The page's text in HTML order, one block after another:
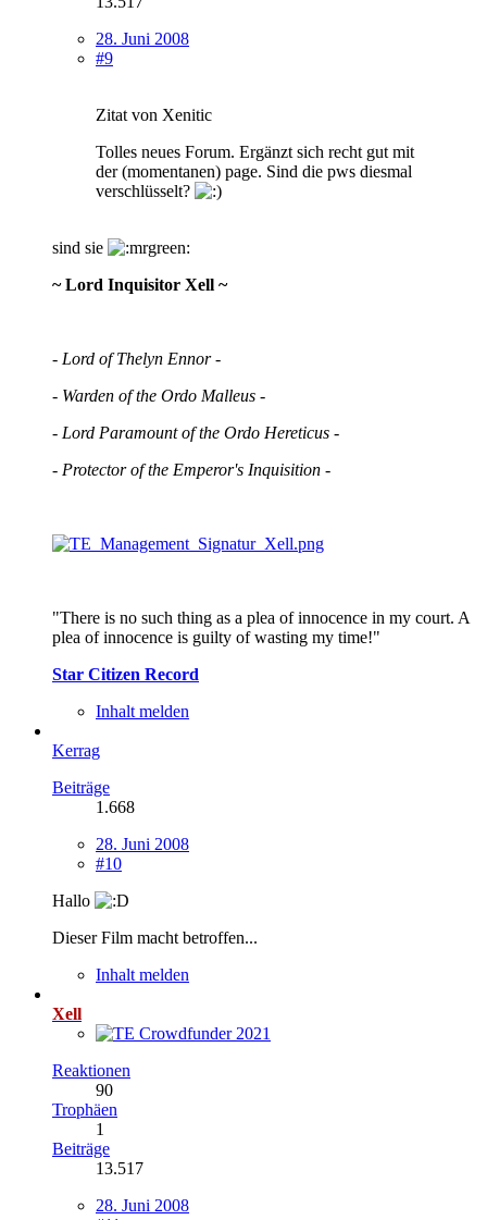
28. Juni 2008
#9
Zitat von Xenitic
Tolles neues Forum. Ergänzt sich recht gut mit
der (momentanen) page. Sind die pws diesmal
verschlüsselt?
sind sie
~ Lord Inquisitor Xell ~
- Lord of Thelyn Ennor -
- Warden of the Ordo Malleus -
- Lord Paramount of the Ordo Hereticus -
- Protector of the Emperor's Inquisition -
"There is no such thing as a plea of innocence in my court. A
plea of innocence is guilty of wasting my time!"
Star Citizen Record
Inhalt melden
Kerrag
Beiträge
1.668
28. Juni 2008
#10
Hallo
Dieser Film macht betroffen...
Inhalt melden
Xell
Reaktionen
90
Trophäen
1
Beiträge
13.517
28. Juni 2008